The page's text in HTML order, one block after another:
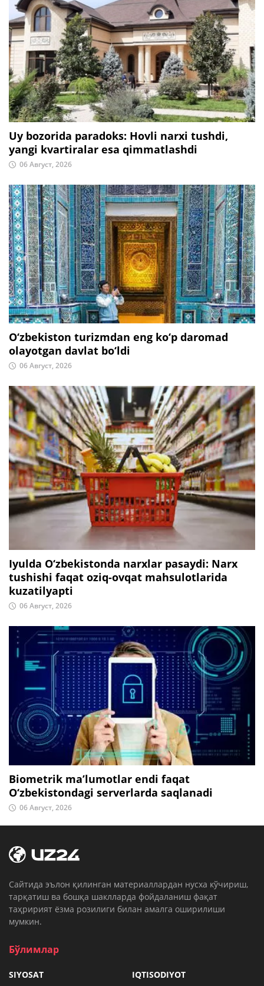
Uy bozorida paradoks: Hovli narxi tushdi,
yangi kvartiralar esa qimmatlashdi
06 Август, 2026
O‘zbekiston turizmdan eng ko‘p daromad
olayotgan davlat bo‘ldi
06 Август, 2026
Iyulda O‘zbekistonda narxlar pasaydi: Narx
tushishi faqat oziq-ovqat mahsulotlarida
kuzatilyapti
06 Август, 2026
Biometrik ma’lumotlar endi faqat
O‘zbekistondagi serverlarda saqlanadi
06 Август, 2026
Cайтида эълон қилинган материаллардан нусха кўчириш,
тарқатиш ва бошқа шаклларда фойдаланиш фақат
таҳририят ёзма розилиги билан амалга оширилиши
мумкин.
Бўлимлар
SIYOSAT IQTISODIYOT